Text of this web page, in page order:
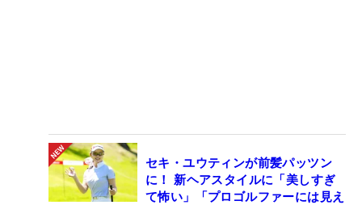
セキ・ユウティンが前髪パッツン
に！ 新ヘアスタイルに「美しすぎ
て怖い」「プロゴルファーには見え